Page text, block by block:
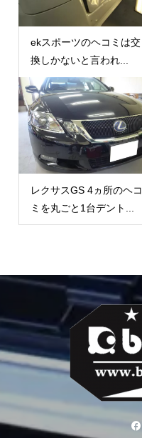
ekスポーツのヘコミは交
換しかないと言われ...
レクサスGS 4ヵ所のヘコ
ミを丸ごと1台デント...